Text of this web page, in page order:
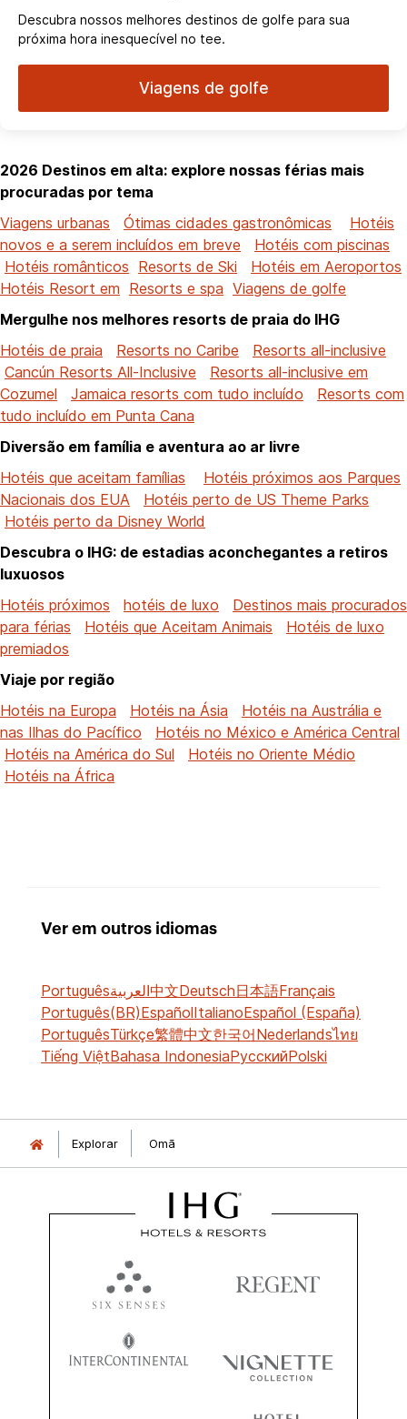
Descubra nossos melhores destinos de golfe para sua
próxima hora inesquecível no tee.
Viagens de golfe
2026 Destinos em alta: explore nossas férias mais
procuradas por tema
Viagens urbanas
Ótimas cidades gastronômicas
Hotéis
novos e a serem incluídos em breve
Hotéis com piscinas
Hotéis românticos Resorts de Ski
Hotéis em Aeroportos
Hotéis Resort em Resorts e spa Viagens de golfe
Mergulhe nos melhores resorts de praia do IHG
Hotéis de praia
Resorts no Caribe
Resorts all-inclusive
Cancún Resorts All-Inclusive
Resorts all-inclusive em
Cozumel
Jamaica resorts com tudo incluído
Resorts com
tudo incluído em Punta Cana
Diversão em família e aventura ao ar livre
Hotéis que aceitam famílias
Hotéis próximos aos Parques
Nacionais dos EUA
Hotéis perto de US Theme Parks
Hotéis perto da Disney World
Descubra o IHG: de estadias aconchegantes a retiros
luxuosos
Hotéis próximos
hotéis de luxo
Destinos mais procurados
para férias
Hotéis que Aceitam Animais
Hotéis de luxo
premiados
Viaje por região
Hotéis na Europa
Hotéis na Ásia
Hotéis na Austrália e
nas Ilhas do Pacífico
Hotéis no México e América Central
Hotéis na América do Sul
Hotéis no Oriente Médio
Hotéis na África
Ver em outros idiomas
Portuguêsالعربية中文Deutsch日本語Français
Português(BR)EspañolItalianoEspañol (España)
PortuguêsTürkçe繁體中文한국어Nederlandsไทย
Tiếng ViệtBahasa IndonesiaРусскийPolski
Explorar Omã